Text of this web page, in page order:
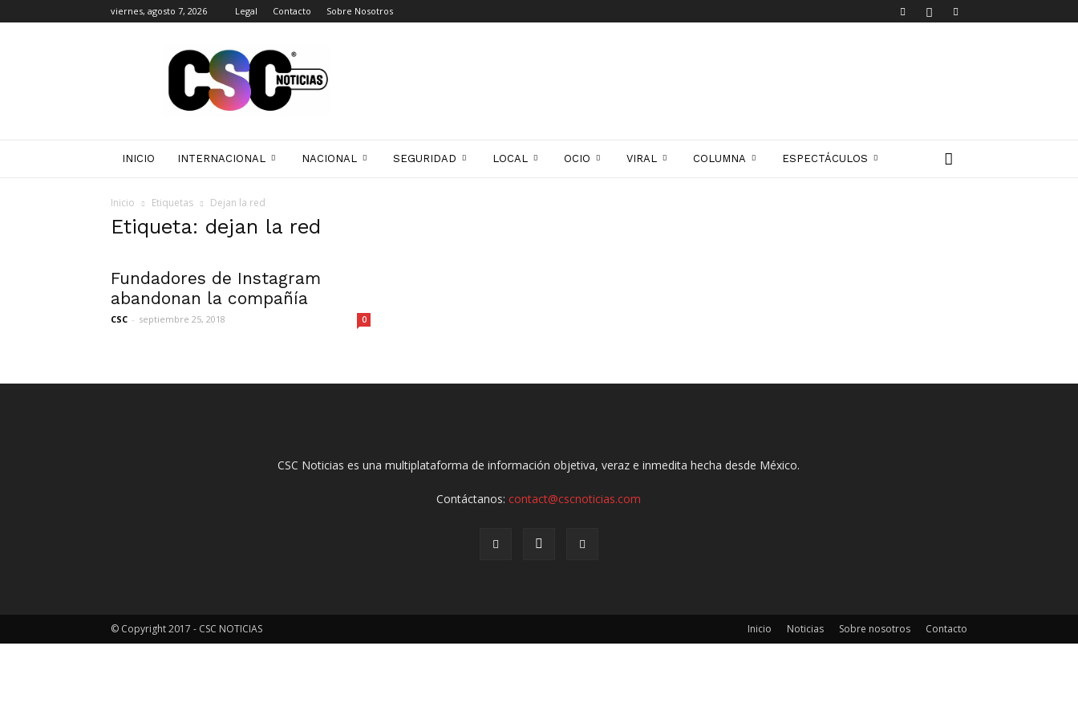
viernes, agosto 7, 2026 Legal Contacto Sobre Nosotros
Noticias
INICIO INTERNACIONAL NACIONAL SEGURIDAD LOCAL OCIO VIRAL COLUMNA ESPECTÁCULOS
Inicio Etiquetas Dejan la red
Etiqueta: dejan la red
Fundadores de Instagram
abandonan la compañía
CSC - septiembre 25, 2018 0
CSC Noticias es una multiplataforma de información objetiva, veraz e inmedita hecha desde México.
Contáctanos:contact@cscnoticias.com
Inicio Noticias Sobre nosotros Contacto
© Copyright 2017 - CSC NOTICIAS